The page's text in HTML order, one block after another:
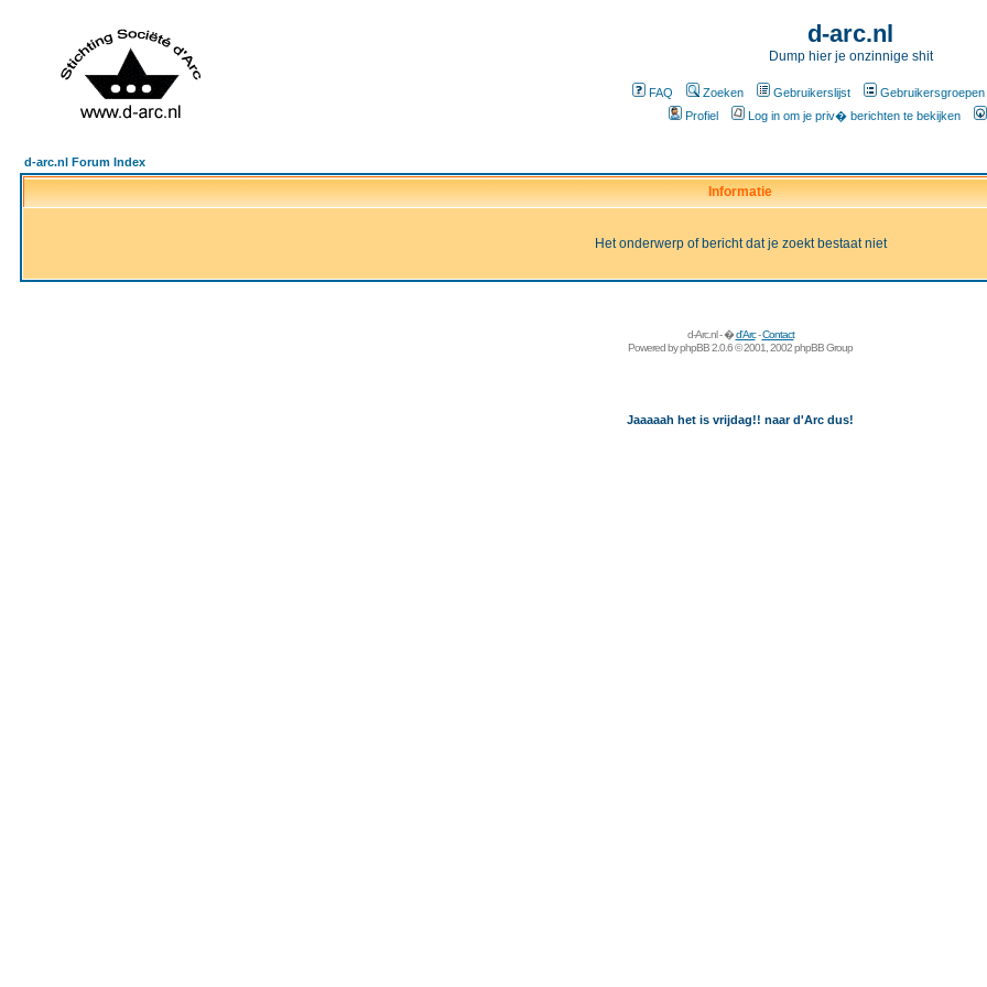
d-arc.nl
Dump hier je onzinnige shit
FAQ Zoeken Gebruikerslijst Gebruikersgroepen
Profiel
Log in om je priv� berichten te bekijken
d-arc.nl Forum Index
Informatie
Het onderwerp of bericht dat je zoekt bestaat niet
d-Arc.nl - �d'Arc-Contact
Powered byphpBB2.0.6 © 2001, 2002 phpBB Group
Jaaaaah het is vrijdag!! naar d'Arc dus!